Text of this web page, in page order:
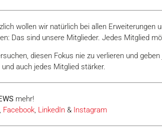
wollen wir natürlich bei allen Erweiterungen
Das sind unsere Mitglieder. Jedes Mitglied
diesen Fokus nie zu verlieren und
auch jedes Mitglied stärker.
mehr!
, Facebook, LinkedIn & Instagram